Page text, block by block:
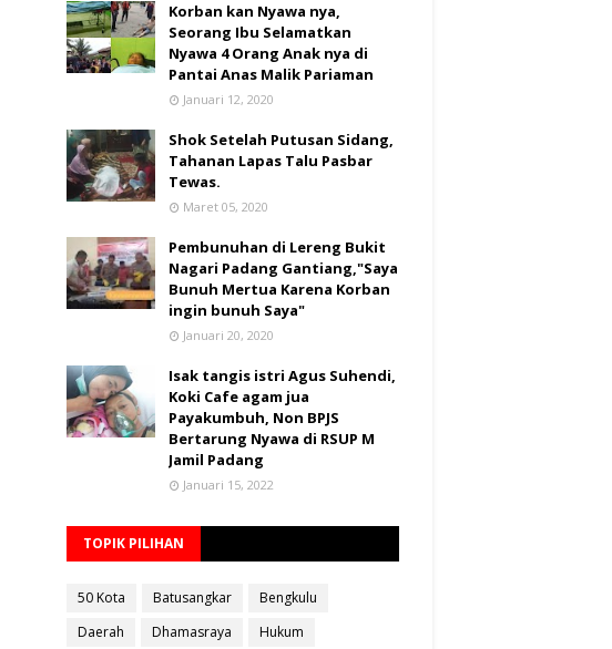
Korban kan Nyawa nya,
Seorang Ibu Selamatkan
Nyawa 4 Orang Anak nya di
Pantai Anas Malik Pariaman
Januari 12, 2020
Shok Setelah Putusan Sidang,
Tahanan Lapas Talu Pasbar
Tewas.
Maret 05, 2020
Pembunuhan di Lereng Bukit
Nagari Padang Gantiang,"Saya
Bunuh Mertua Karena Korban
ingin bunuh Saya"
Januari 20, 2020
Isak tangis istri Agus Suhendi,
Koki Cafe agam jua
Payakumbuh, Non BPJS
Bertarung Nyawa di RSUP M
Jamil Padang
Januari 15, 2022
TOPIK PILIHAN
50 Kota Batusangkar
Bengkulu
Daerah
Dhamasraya Hukum